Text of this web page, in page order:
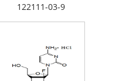
122111-03-9